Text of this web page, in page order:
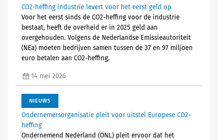
CO2-heffing industrie levert voor het eerst geld op
Voor het eerst sinds de CO2-heffing voor de industrie
bestaat, heeft de overheid er in 2025 geld aan
overgehouden. Volgens de Nederlandse Emissieautoriteit
(NEa) moeten bedrijven samen tussen de 37 en 97 miljoen
euro betalen aan CO2-heffing.
14 mei 2026
NIEUWS
Ondernemersorganisatie pleit voor uitstel Europese CO2-
heffing
Ondernemend Nederland (ONL) pleit ervoor dat het